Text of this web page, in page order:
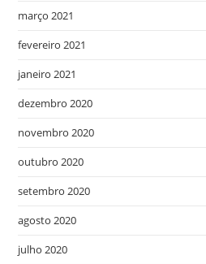
março 2021
fevereiro 2021
janeiro 2021
dezembro 2020
novembro 2020
outubro 2020
setembro 2020
agosto 2020
julho 2020